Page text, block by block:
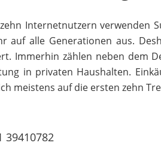
Internetnutzern verwenden
auf alle Generationen aus.
Immerhin zählen neben dem
in privaten Haushalten.
meistens auf die ersten zehn
39410782